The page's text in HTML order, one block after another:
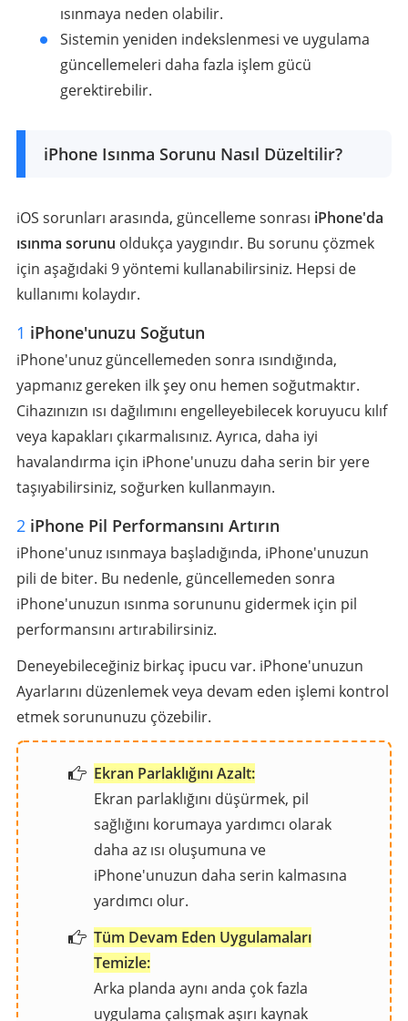
ısınmaya neden olabilir.
Sistemin yeniden indekslenmesi ve uygulama
güncellemeleri daha fazla işlem gücü
gerektirebilir.
iPhone Isınma Sorunu Nasıl Düzeltilir?
iOS sorunları arasında, güncelleme sonrası iPhone'da
ısınma sorunu oldukça yaygındır. Bu sorunu çözmek
için aşağıdaki 9 yöntemi kullanabilirsiniz. Hepsi de
kullanımı kolaydır.
1 iPhone'unuzu Soğutun
iPhone'unuz güncellemeden sonra ısındığında,
yapmanız gereken ilk şey onu hemen soğutmaktır.
Cihazınızın ısı dağılımını engelleyebilecek koruyucu kılıf
veya kapakları çıkarmalısınız. Ayrıca, daha iyi
havalandırma için iPhone'unuzu daha serin bir yere
taşıyabilirsiniz, soğurken kullanmayın.
2 iPhone Pil Performansını Artırın
iPhone'unuz ısınmaya başladığında, iPhone'unuzun
pili de biter. Bu nedenle, güncellemeden sonra
iPhone'unuzun ısınma sorununu gidermek için pil
performansını artırabilirsiniz.
Deneyebileceğiniz birkaç ipucu var. iPhone'unuzun
Ayarlarını düzenlemek veya devam eden işlemi kontrol
etmek sorununuzu çözebilir.
Ekran Parlaklığını Azalt:
Ekran parlaklığını düşürmek, pil
sağlığını korumaya yardımcı olarak
daha az ısı oluşumuna ve
iPhone'unuzun daha serin kalmasına
yardımcı olur.
Tüm Devam Eden Uygulamaları
Temizle:
Arka planda aynı anda çok fazla
uygulama çalışmak aşırı kaynak